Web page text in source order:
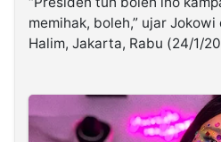
memihak, boleh,” ujar
Halim, Jakarta, Rabu (24/1/